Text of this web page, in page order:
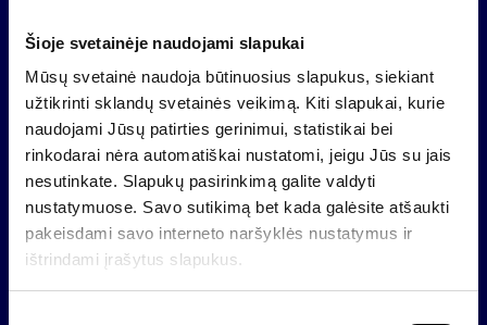
Šioje svetainėje naudojami slapukai
Mūsų svetainė naudoja būtinuosius slapukus, siekiant
užtikrinti sklandų svetainės veikimą. Kiti slapukai, kurie
naudojami Jūsų patirties gerinimui, statistikai bei
rinkodarai nėra automatiškai nustatomi, jeigu Jūs su jais
nesutinkate. Slapukų pasirinkimą galite valdyti
nustatymuose. Savo sutikimą bet kada galėsite atšaukti
pakeisdami savo interneto naršyklės nustatymus ir
ištrindami įrašytus slapukus.
investuotojai, norintys įsigyti „INVL Alternatyvių
investicijų fondo II“ vienetų, negali būti įgiję tiek
žemės, kad bendras jų įgytos žemės ūkio paskirties
žemės plotas būtų didesnis kaip 50 ha ir miško
paskirties žemės plotas būtų didesnis kaip 150 ha.
Fondo platinimo mokestis sieks iki 2 proc. – kuo
anksčiau investuojama ir kuo didesnė suma, tuo
mokestis – mažesnis. Bus siekiama 8 proc.
vidutinės metinės grąžos, tačiau faktiniai